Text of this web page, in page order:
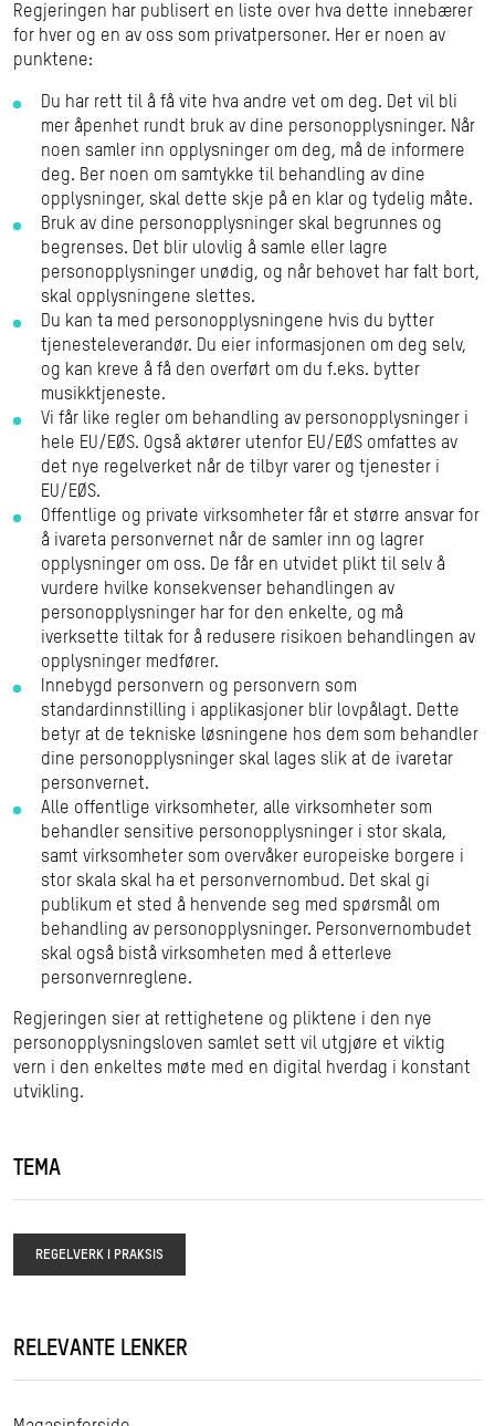
Regjeringen har publisert en liste over hva dette innebærer
for hver og en av oss som privatpersoner. Her er noen av
punktene:
Du har rett til å få vite hva andre vet om deg. Det vil bli
mer åpenhet rundt bruk av dine personopplysninger. Når
noen samler inn opplysninger om deg, må de informere
deg. Ber noen om samtykke til behandling av dine
opplysninger, skal dette skje på en klar og tydelig måte.
Bruk av dine personopplysninger skal begrunnes og
begrenses. Det blir ulovlig å samle eller lagre
personopplysninger unødig, og når behovet har falt bort,
skal opplysningene slettes.
Du kan ta med personopplysningene hvis du bytter
tjenesteleverandør. Du eier informasjonen om deg selv,
og kan kreve å få den overført om du f.eks. bytter
musikktjeneste.
Vi får like regler om behandling av personopplysninger i
hele EU/EØS. Også aktører utenfor EU/EØS omfattes av
det nye regelverket når de tilbyr varer og tjenester i
EU/EØS.
Offentlige og private virksomheter får et større ansvar for
å ivareta personvernet når de samler inn og lagrer
opplysninger om oss. De får en utvidet plikt til selv å
vurdere hvilke konsekvenser behandlingen av
personopplysninger har for den enkelte, og må
iverksette tiltak for å redusere risikoen behandlingen av
opplysninger medfører.
Innebygd personvern og personvern som
standardinnstilling i applikasjoner blir lovpålagt. Dette
betyr at de tekniske løsningene hos dem som behandler
dine personopplysninger skal lages slik at de ivaretar
personvernet.
Alle offentlige virksomheter, alle virksomheter som
behandler sensitive personopplysninger i stor skala,
samt virksomheter som overvåker europeiske borgere i
stor skala skal ha et personvernombud. Det skal gi
publikum et sted å henvende seg med spørsmål om
behandling av personopplysninger. Personvernombudet
skal også bistå virksomheten med å etterleve
personvernreglene.
Regjeringen sier at rettighetene og pliktene i den nye
personopplysningsloven samlet sett vil utgjøre et viktig
vern i den enkeltes møte med en digital hverdag i konstant
utvikling.
TEMA
REGELVERK I PRAKSIS
RELEVANTE LENKER